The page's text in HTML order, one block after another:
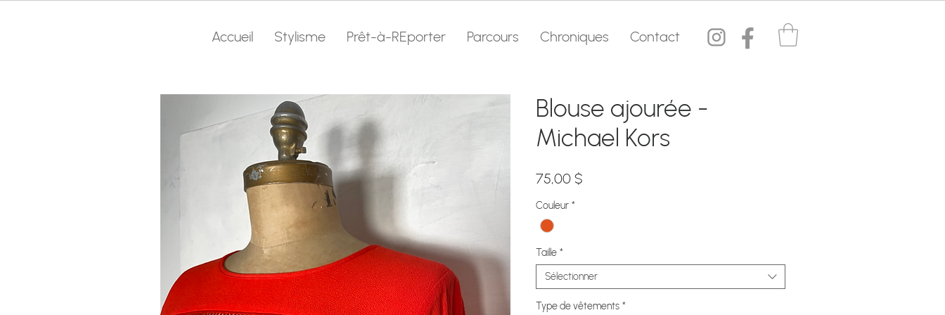
Accueil Stylisme Prêt-à-REporter Parcours Chroniques Contact
Blouse ajourée -
Michael Kors
75,00 $
Couleur *
Taille *
Sélectionner
Type de vêtements *